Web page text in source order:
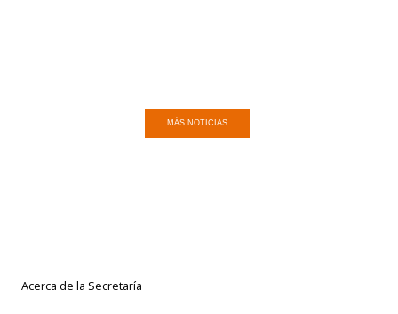
MÁS NOTICIAS
Acerca de la Secretaría